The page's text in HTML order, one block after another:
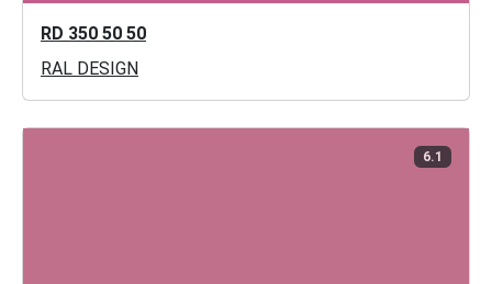
RD 350 50 50
RAL DESIGN
6.1